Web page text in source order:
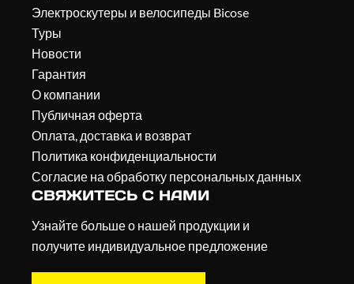
Электроскутеры и велосипеды Bicose
Туры
Новости
Гарантия
О компании
Публичная оферта
Оплата, доставка и возврат
Политика конфиденциальности
Согласие на обработку персональных данных
СВЯЖИТЕСЬ С НАМИ
Узнайте больше о нашей продукции и
получите индивидуальное предложение